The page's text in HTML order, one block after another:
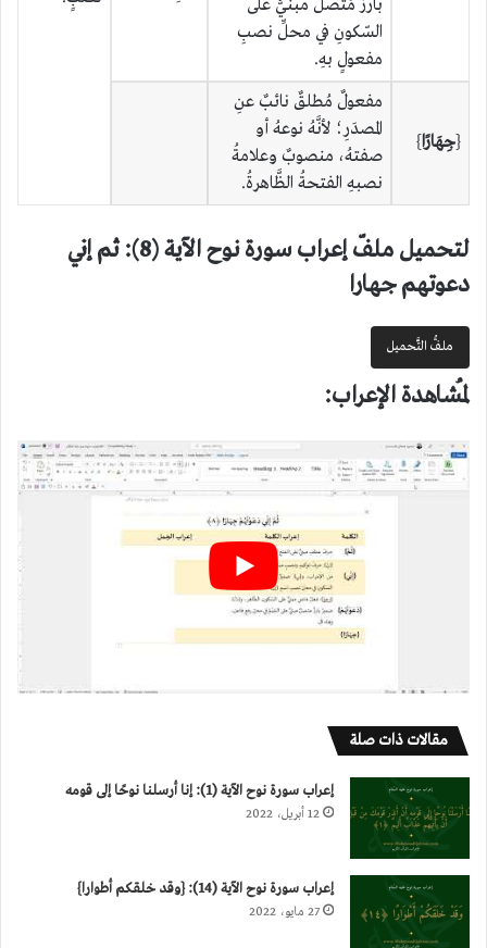
بارزٌ مُتَّصلٌ مبنيٌّ على
السّكونِ في محلِّ نصبِ
مفعولٍ بهِ.
{جِهَارًا}
مفعولٌ مُطلقٌ نائبٌ عنِ
المصدَرِ؛ لأنَّهُ نوعهُ أو
صفتهُ، منصوبٌ وعلامةُ
نصبهِ الفتحةُ الظَّاهرةُ.
لتحميل ملفّ إعراب سورة نوح الآية (8): ثم إني
دعوتهم جهارا
ملفُّ التَّحميل
لمُشاهدة الإعراب:
مقالات ذات صلة
إعراب سورة نوح الآية (1): إنا أرسلنا نوحًا إلى قومه
12 أبريل، 2022
إعراب سورة نوح الآية (14): {وقد خلقكم أطوارا}
27 مايو، 2022